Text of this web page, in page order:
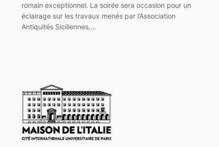
romain exceptionnel. La soirée sera occasion pour un
éclairage sur les travaux menés par l’Association
Antiquités Siciliennes,…